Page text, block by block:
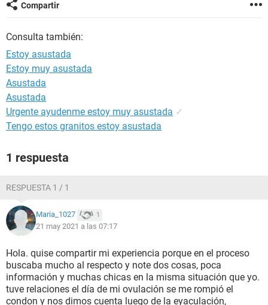
Compartir
Consulta también:
Estoy asustada
Estoy muy asustada
Asustada
Asustada
Urgente ayudenme estoy muy asustada ✓
Tengo estos granitos estoy asustada
1 respuesta
RESPUESTA 1 / 1
Maria_1027 1
21 may 2021 a las 07:17
Hola. quise compartir mi experiencia porque en el proceso
buscaba mucho al respecto y note dos cosas, poca
información y muchas chicas en la misma situación que yo.
tuve relaciones el día de mi ovulación se me rompió el
condon y nos dimos cuenta luego de la eyaculación,